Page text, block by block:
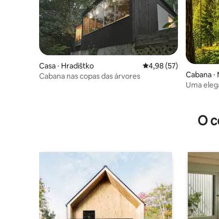
Casa ⋅ Hradištko 4,98 de uma
4,98 (57)
Cabana nas copas das árvores
Cabana ⋅
Uma
O